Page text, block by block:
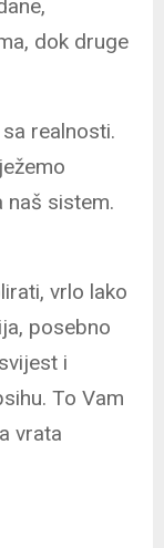
dok druge
realnosti.
naš sistem.
vrlo lako
posebno
i
To Vam
vrata